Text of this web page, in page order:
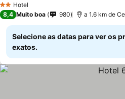
2 Estrelas
Hotel
8,4 Muito boa 980 a 1.6 km de
Selecione as datas para ver os
exatos.